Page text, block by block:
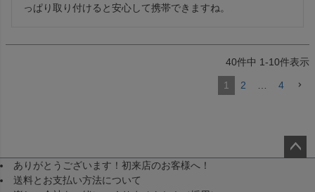
っぱり取り付けると安心して携帯できますね。
40件中 1-10件表示
1 2 4
ありがとうございます！初来店のお客様へ！
送料とお支払い方法について